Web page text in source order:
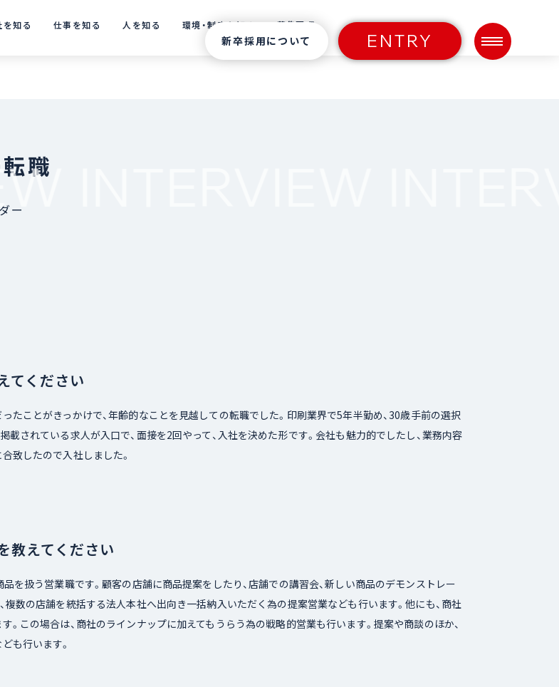
を知る 仕事を知る 人を知る 環境・制度を知る 募集要項
新卒採用について ENTRY
職
ー
てください
たことがきっかけで、年齢的なことを見越しての転職でした。印刷業界で5年半勤め、30歳手前の選択
載されている求人が入口で、面接を2回やって、入社を決めた形です。会社も魅力的でしたし、業務内容
致したので入社しました。
教えてください
を扱う営業職です。顧客の店舗に商品提案をしたり、店舗での講習会、新しい商品のデモンストレー
複数の店舗を統括する法人本社へ出向き一括納入いただく為の提案営業なども行います。他にも、商社
。この場合は、商社のラインナップに加えてもうらう為の戦略的営業も行います。提案や商談のほか、
も行います。